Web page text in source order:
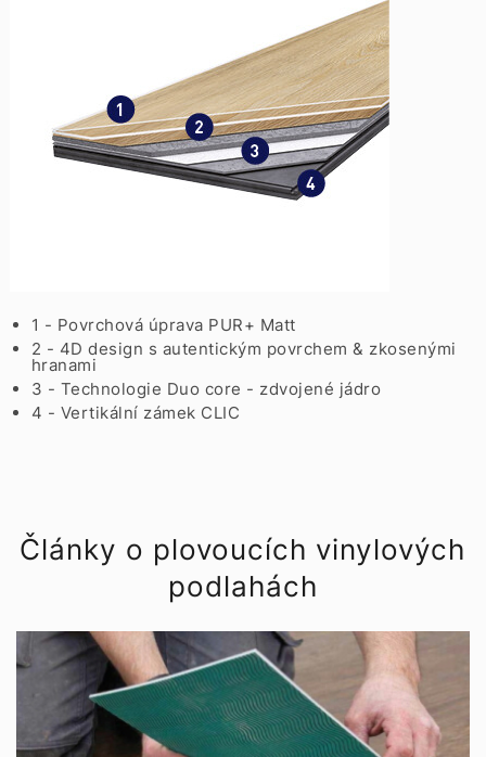
1 - Povrchová úprava PUR+ Matt
2 - 4D design s autentickým povrchem & zkosenými
hranami
3 - Technologie Duo core - zdvojené jádro
4 - Vertikální zámek CLIC
Články o plovoucích vinylových
podlahách